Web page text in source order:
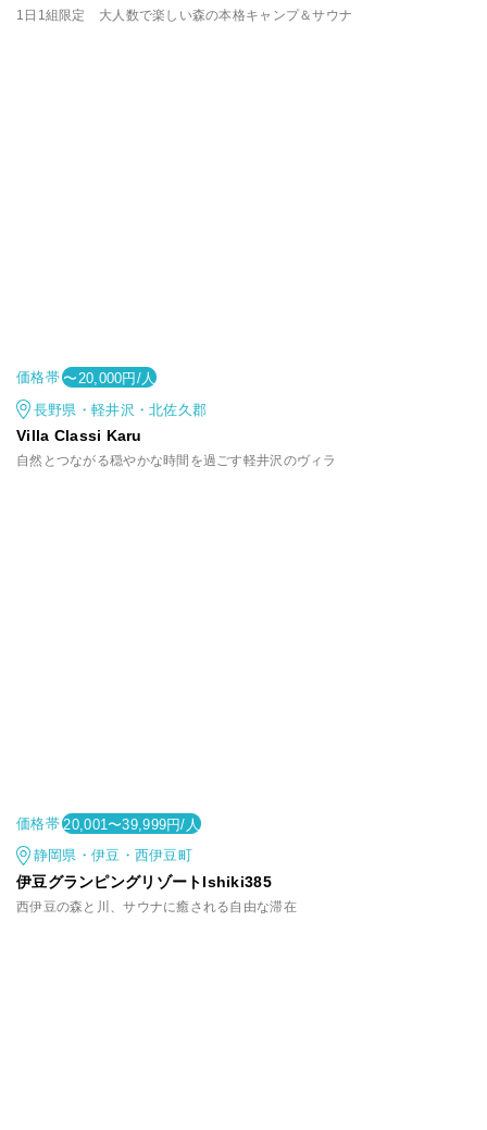
1日1組限定 大人数で楽しい森の本格キャンプ＆サウナ
価格帯 〜20,000円/人
長野県・軽井沢・北佐久郡
Villa Classi Karu
自然とつながる穏やかな時間を過ごす軽井沢のヴィラ
価格帯 20,001〜39,999円/人
静岡県・伊豆・西伊豆町
伊豆グランピングリゾートIshiki385
西伊豆の森と川、サウナに癒される自由な滞在